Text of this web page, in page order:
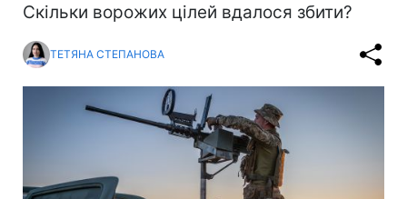
Скільки ворожих цілей вдалося збити?
ТЕТЯНА СТЕПАНОВА